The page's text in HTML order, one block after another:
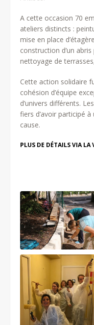
A cette occasion 70
ateliers distincts :
mise en place
construction d’un
nettoyage de
Cette action solidaire
cohésion d’équipe
d’univers différents.
fiers d’avoir participé
cause.
PLUS DE DÉTAILS VIA LA